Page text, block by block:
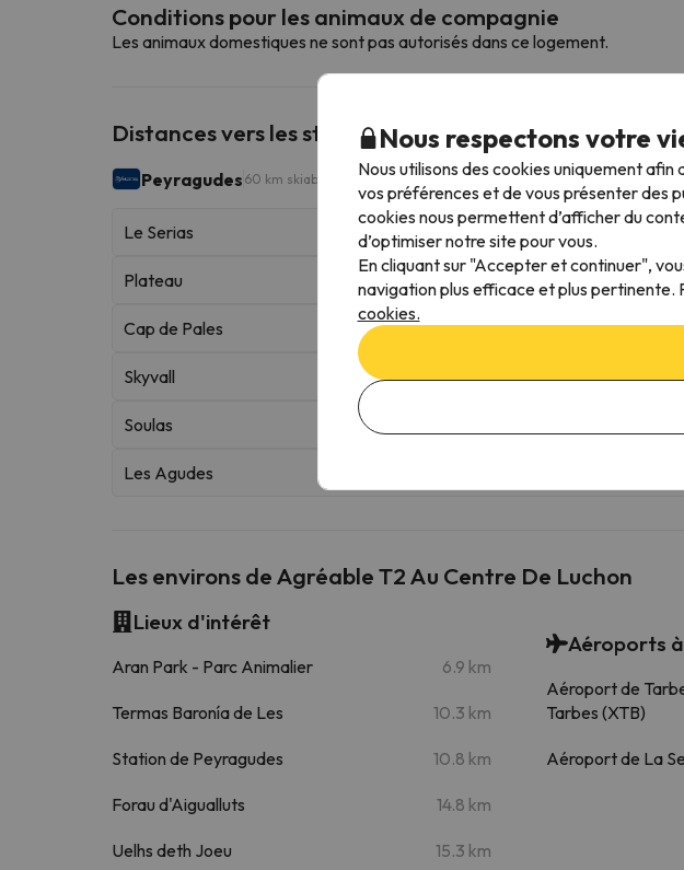
Conditions pour les animaux de compagnie
Les animaux domestiques ne sont pas autorisés dans ce logement.
Distances vers les stations de ski les plus proches
Peyragudes 60 km skiables
Le Serias
Plateau 19.5 km
Cap de Pales 22.2 km
Skyvall 25.9 km
Soulas
Les Agudes
Les environs de Agréable T2 Au Centre De Luchon
Lieux d'intérêt
Aran Park - Parc Animalier 6.9 km
Termas Baronía de Les 10.3 km
Station de Peyragudes 10.8 km
Forau d'Aigualluts 14.8 km
Uelhs deth Joeu 15.3 km
Aéroports
Aéroport de
Tarbes (XTB)
Aéroport de La
Nous respectons votre
Nous utilisons des cookies uniquement
vos préférences et de vous présenter des
cookies nous permettent d’afficher du
d’optimiser notre site pour vous.
En cliquant sur "Accepter et continuer",
navigation plus efficace et plus pertinente.
cookies.